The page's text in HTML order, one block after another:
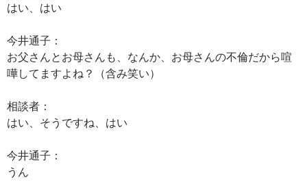
はい、はい
今井通子：
お父さんとお母さんも、なんか、お母さんの不倫だから喧
嘩してますよね？（含み笑い）
相談者：
はい、そうですね、はい
今井通子：
うん